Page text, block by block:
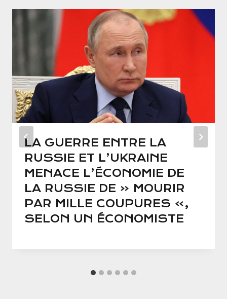
LA GUERRE ENTRE LA
RUSSIE ET L’UKRAINE
MENACE L’ÉCONOMIE DE
LA RUSSIE DE « MOURIR
PAR MILLE COUPURES »,
SELON UN ÉCONOMISTE